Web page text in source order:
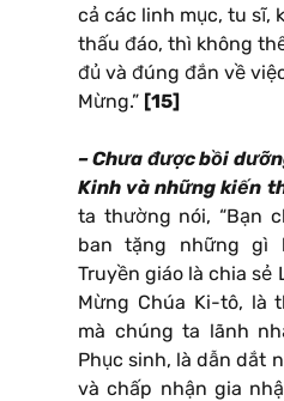
cả các linh mục, tu sĩ,
thấu đáo, thì không
đủ và đúng đắn về
Mừng.” [15]
– Chưa được bồi
Kinh và những kiến
ta thường nói, “Bạn
ban tặng những gì
Truyền giáo là chia sẻ
Mừng Chúa Ki-tô, là
mà chúng ta lãnh
Phục sinh, là dẫn dắt
và chấp nhận gia